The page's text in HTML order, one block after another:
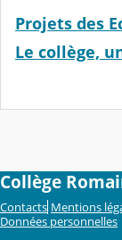
Projets des
Le collège,
Collège
Contacts Mentions
Données personnelles